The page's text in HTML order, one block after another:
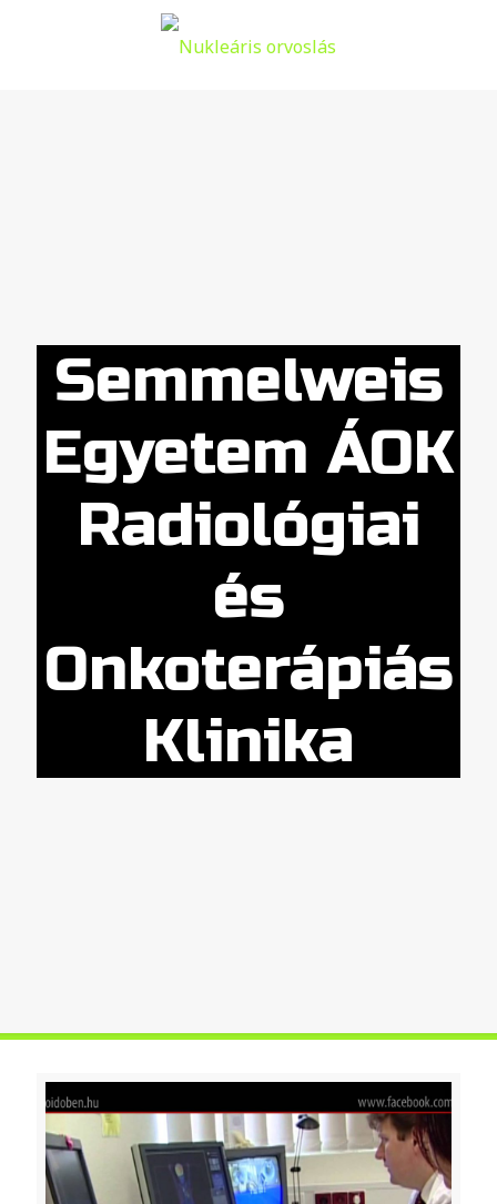
Semmelweis
Egyetem ÁOK
Radiológiai
és
Onkoterápiás
Klinika